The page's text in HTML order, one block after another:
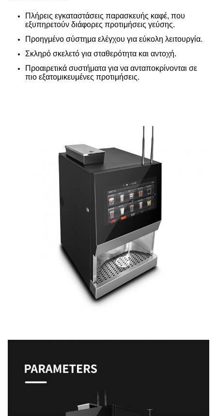
Πλήρεις εγκαταστάσεις παρασκευής καφέ, που
εξυπηρετούν διάφορες προτιμήσεις γεύσης.
Προηγμένο σύστημα ελέγχου για εύκολη λειτουργία.
Σκληρό σκελετό για σταθερότητα και αντοχή.
Προαιρετικά συστήματα για να ανταποκρίνονται σε
πιο εξατομικευμένες προτιμήσεις.